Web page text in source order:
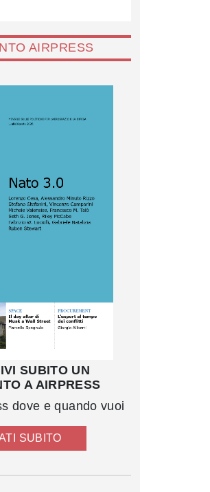
AIRPRESS
SUBITO UN
A AIRPRESS
dove e quando vuoi
SUBITO